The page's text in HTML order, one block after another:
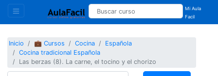
Mi Aula
Facil
Inicio 💼 Cursos Cocina
Española
Cocina tradicional Española
Las berzas (8). La carne, el tocino y el chorizo